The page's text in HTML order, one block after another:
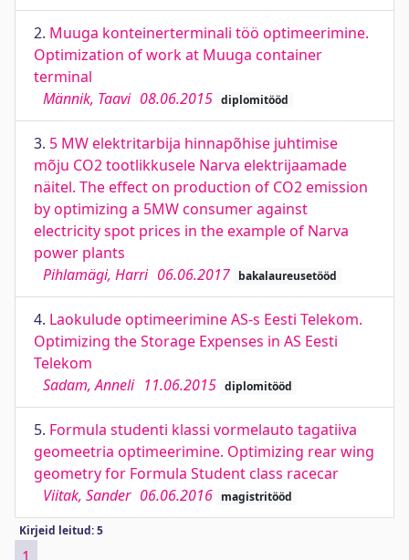
2. Muuga konteinerterminali töö optimeerimine.
Optimization of work at Muuga container
terminal
Männik, Taavi 08.06.2015 diplomitööd
3. 5 MW elektritarbija hinnapõhise juhtimise
mõju CO2 tootlikkusele Narva elektrijaamade
näitel. The effect on production of CO2 emission
by optimizing a 5MW consumer against
electricity spot prices in the example of Narva
power plants
Pihlamägi, Harri 06.06.2017 bakalaureusetööd
4. Laokulude optimeerimine AS-s Eesti Telekom.
Optimizing the Storage Expenses in AS Eesti
Telekom
Sadam, Anneli 11.06.2015 diplomitööd
5. Formula studenti klassi vormelauto tagatiiva
geomeetria optimeerimine. Optimizing rear wing
geometry for Formula Student class racecar
Viitak, Sander 06.06.2016 magistritööd
Kirjeid leitud: 5